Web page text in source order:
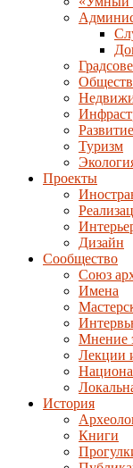
Развитие
Туризм
Проекты
Дизайн
Сообщество
Союз
Имена
Мнение
Лекции
История
Книги